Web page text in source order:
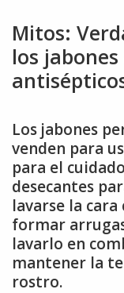
Mitos:
los
Los jabones
venden para
para el
desecantes
lavarse la
formar
lavarlo en
mantener la
rostro.